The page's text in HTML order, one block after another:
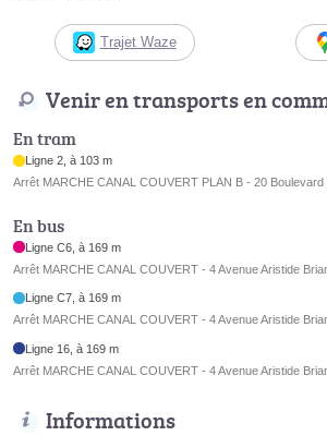
Trajet Waze
Venir en transports en
En tram
Ligne 2, à 103 m
Arrêt MARCHE CANAL COUVERT PLAN B - 20
En bus
Ligne C6, à 169 m
Arrêt MARCHE CANAL COUVERT - 4 Avenue Aristide
Ligne C7, à 169 m
Arrêt MARCHE CANAL COUVERT - 4 Avenue Aristide
Ligne 16, à 169 m
Arrêt MARCHE CANAL COUVERT - 4 Avenue Aristide
Informations